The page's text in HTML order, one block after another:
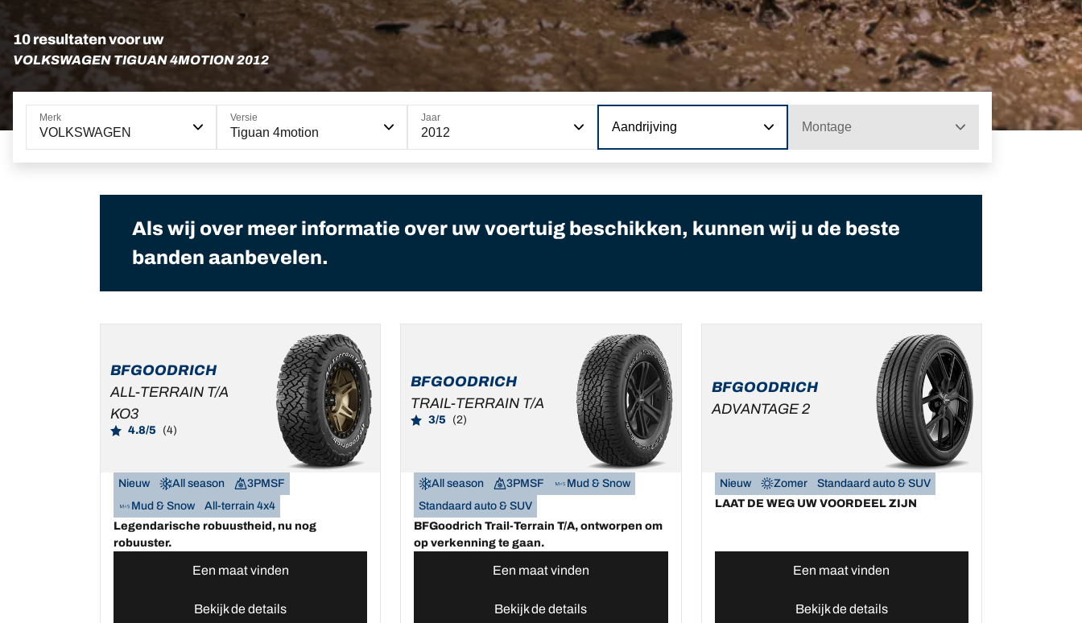
10 resultaten voor uw
VOLKSWAGEN TIGUAN 4MOTION 2012
Merk
VOLKSWAGEN
Versie
Tiguan 4motion
Jaar
2012 Aandrijving Montage
Als wij over meer informatie over uw voertuig beschikken, kunnen wij u de beste
banden aanbevelen.
BFGOODRICH
ALL-TERRAIN T/A
KO3
4.8/5 (4)
Nieuw All season
3PMSF
Mud & Snow
All-terrain 4x4
Legendarische robuustheid, nu nog
robuuster.
Een maat vinden
Bekijk de details
BFGOODRICH
TRAIL-TERRAIN T/A
3/5 (2)
All season 3PMSF
Mud & Snow
Standaard auto & SUV
BFGoodrich Trail-Terrain T/A, ontworpen om
op verkenning te gaan.
Een maat vinden
Bekijk de details
BFGOODRICH
ADVANTAGE 2
Nieuw Zomer
Standaard auto & SUV
LAAT DE WEG UW VOORDEEL ZIJN
Een maat vinden
Bekijk de details